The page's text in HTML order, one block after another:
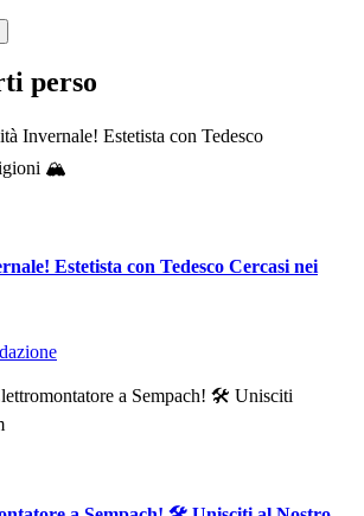
perso
Estetista con Tedesco Cercasi nei